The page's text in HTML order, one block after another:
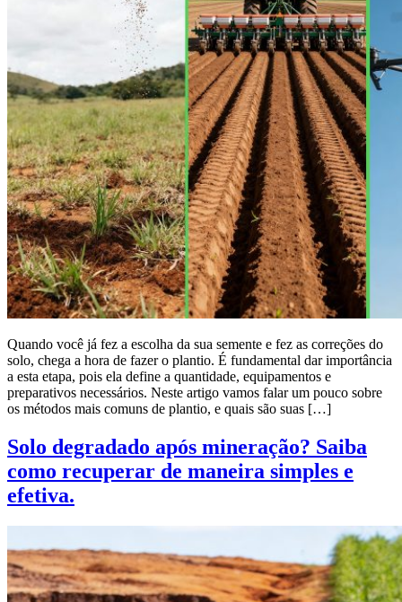
Quando você já fez a escolha da sua semente e fez as correções do
solo, chega a hora de fazer o plantio. É fundamental dar importância
a esta etapa, pois ela define a quantidade, equipamentos e
preparativos necessários. Neste artigo vamos falar um pouco sobre
os métodos mais comuns de plantio, e quais são suas […]
Solo degradado após mineração? Saiba
como recuperar de maneira simples e
efetiva.